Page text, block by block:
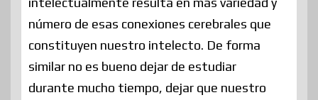
número de esas conexiones cerebrales que
constituyen nuestro intelecto. De forma
similar no es bueno dejar de estudiar
durante mucho tiempo, dejar que nuestro